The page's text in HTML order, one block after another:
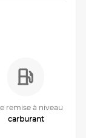
remise à niveau
carburant